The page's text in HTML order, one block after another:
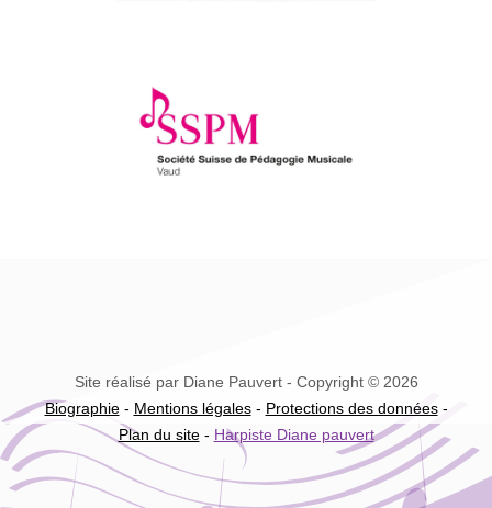
Site réalisé par Diane Pauvert - Copyright © 2026
Biographie- Mentions légales- Protections des données-
Plan du site- Harpiste Diane pauvert